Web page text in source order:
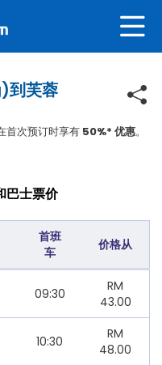
到芙蓉
首次预订时享有 50%* 优惠。
巴士票价
首班
车
价格从
09:30
RM
43.00
10:30
RM
48.00